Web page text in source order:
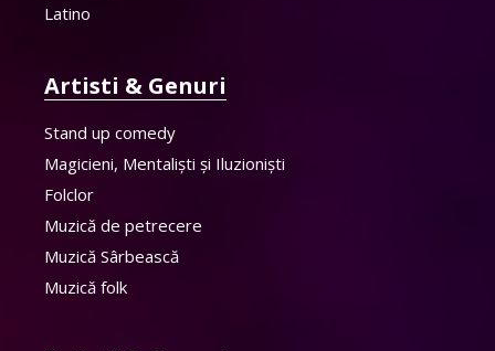
Latino
Artisti & Genuri
Stand up comedy
Magicieni, Mentaliști și Iluzioniști
Folclor
Muzică de petrecere
Muzică Sârbească
Muzică folk